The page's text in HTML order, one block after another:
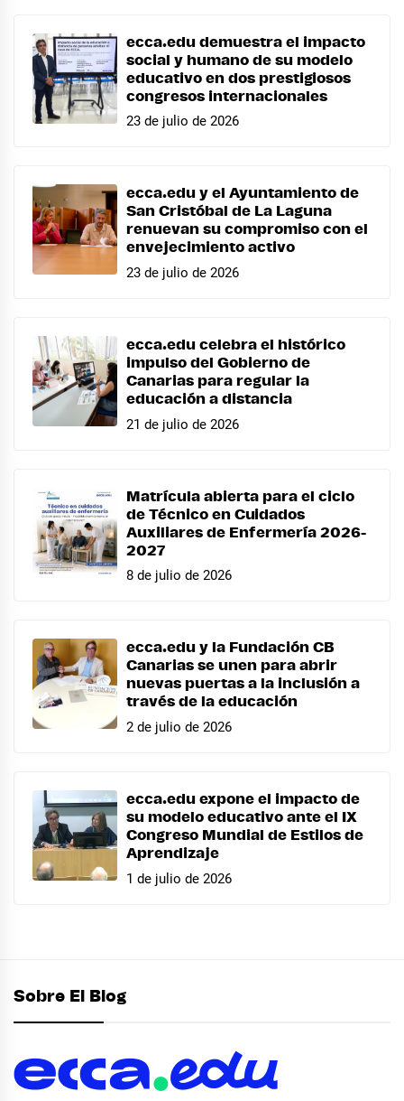
ecca.edu demuestra el impacto
social y humano de su modelo
educativo en dos prestigiosos
congresos internacionales
23 de julio de 2026
ecca.edu y el Ayuntamiento de
San Cristóbal de La Laguna
renuevan su compromiso con el
envejecimiento activo
23 de julio de 2026
ecca.edu celebra el histórico
impulso del Gobierno de
Canarias para regular la
educación a distancia
21 de julio de 2026
Matrícula abierta para el ciclo
de Técnico en Cuidados
Auxiliares de Enfermería 2026-
2027
8 de julio de 2026
ecca.edu y la Fundación CB
Canarias se unen para abrir
nuevas puertas a la inclusión a
través de la educación
2 de julio de 2026
ecca.edu expone el impacto de
su modelo educativo ante el IX
Congreso Mundial de Estilos de
Aprendizaje
1 de julio de 2026
Sobre El Blog